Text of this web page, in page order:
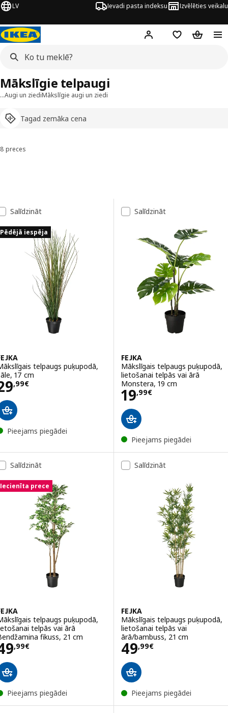
LV Ievadi pasta indeksu Izvēlēties veikalu
Hej! Pierakstīties
PirkumuPirkumu
…Augi un ziediMākslīgie augi un ziedi
Tagad zemāka cena
Mākslīgie telpaugi
Kārtot un filtrēt
8 preces
Rezultātu saraksts
Salīdzināt
Pēdējā iespēja
telpaugs puķupodā,
17 cm
,99€29,99€
Pieejams piegādei
Salīdzināt
FEJKA
Mākslīgais telpaugs puķupodā,
lietošanai telpās vai ārā
Monstera, 19 cm
19,99€
Cena 19,99€
Pieejams piegādei
Salīdzināt
Iecienīta prece
telpaugs puķupodā,
telpās vai ārā
fikuss, 21 cm
,99€49,99€
Pieejams piegādei
Salīdzināt
FEJKA
Mākslīgais telpaugs puķupodā,
lietošanai telpās vai
ārā/bambuss, 21 cm
49,99€
Cena 49,99€
Pieejams piegādei